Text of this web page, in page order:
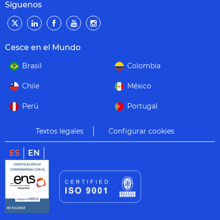
Síguenos
Cesce en el Mundo
Brasil Colombia
Chile México
Perú Portugal
Textos legales Configurar cookies
ES EN